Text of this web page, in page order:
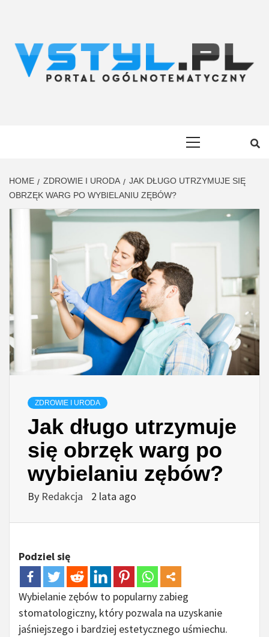
HOME ZDROWIE I URODA
JAK DŁUGO UTRZYMUJE SIĘ
OBRZĘK WARG PO WYBIELANIU ZĘBÓW?
ZDROWIE I URODA
Jak długo utrzymuje
się obrzęk warg po
wybielaniu zębów?
By Redakcja 2 lata ago
Podziel się
Wybielanie zębów to popularny zabieg
stomatologiczny, który pozwala na uzyskanie
jaśniejszego i bardziej estetycznego uśmiechu.